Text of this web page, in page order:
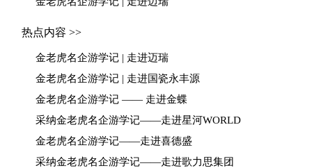
热点内容 >>
金老虎名企游学记 | 走进迈瑞
金老虎名企游学记 | 走进国瓷永丰源
金老虎名企游学记 —— 走进金蝶
采纳金老虎名企游学记——走进星河WORLD
金老虎名企游学记——走进喜德盛
采纳金老虎名企游学记——走进歌力思集团